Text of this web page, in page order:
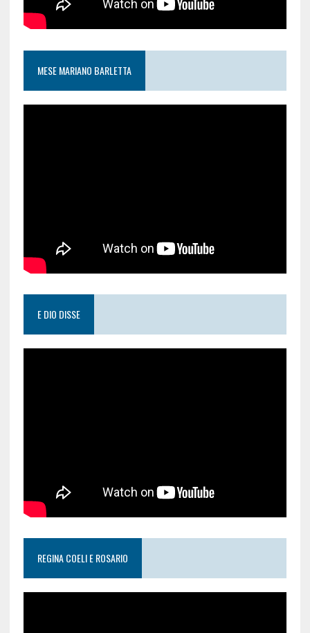
MESE MARIANO BARLETTA
E DIO DISSE
REGINA COELI E ROSARIO